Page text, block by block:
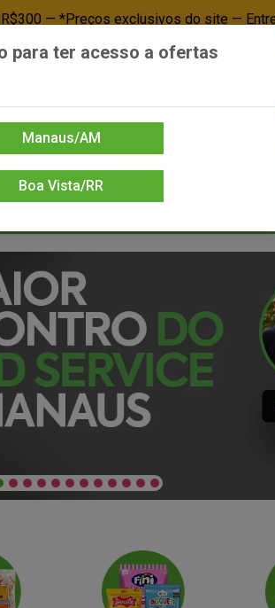
R$300 — *Preços exclusivos do site —
Já é cliente? - Entrar Não é
para ter acesso a ofertas
Manaus/AM
Boa Vista/RR